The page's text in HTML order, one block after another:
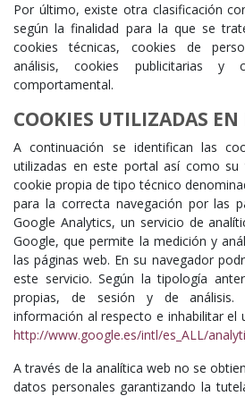
Por último, existe otra clasificación
según la finalidad para la que se
cookies técnicas, cookies de
análisis, cookies publicitarias y
comportamental.
COOKIES UTILIZADAS EN
A continuación se identifican las
utilizadas en este portal así como su
cookie propia de tipo técnico
para la correcta navegación por las
Google Analytics, un servicio de
Google, que permite la medición y
las páginas web. En su navegador
este servicio. Según la tipología
propias, de sesión y de análisis.
información al respecto e inhabilitar el
http://www.google.es/intl/es_ALL/
A través de la analítica web no se
datos personales garantizando la